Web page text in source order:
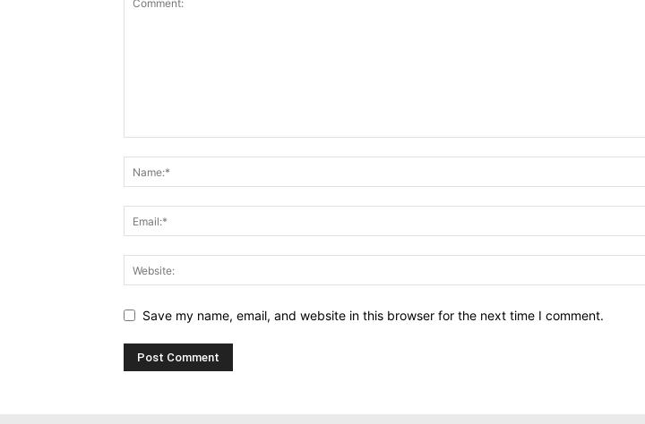
Save my name, email, and website in this browser for the next time I comment.